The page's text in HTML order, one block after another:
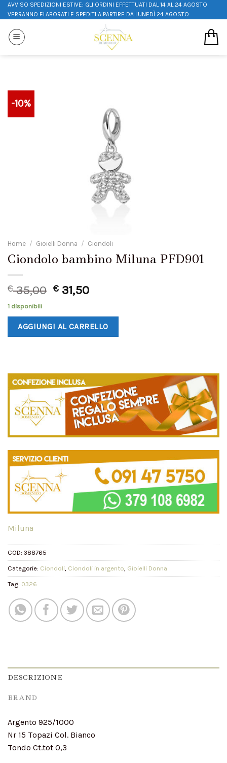
AVVISO SPEDIZIONI ESTIVE: GLI ORDINI EFFETTUATI DAL 14 AL 24 AGOSTO
VERRANNO ELABORATI E SPEDITI A PARTIRE DA LUNEDÌ 24 AGOSTO
-10%
Home / Gioielli Donna / Ciondoli
Ciondolo bambino Miluna PFD901
€35,00 € 31,50
1 disponibili
AGGIUNGI AL CARRELLO
Miluna
COD: 388765
Categorie: Ciondoli, Ciondoli in argento, Gioielli Donna
Tag: 0326
DESCRIZIONE
BRAND
Argento 925/1000
Nr 15 Topazi Col. Bianco
Tondo Ct.tot 0,3